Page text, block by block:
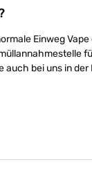
Einweg
bei uns in